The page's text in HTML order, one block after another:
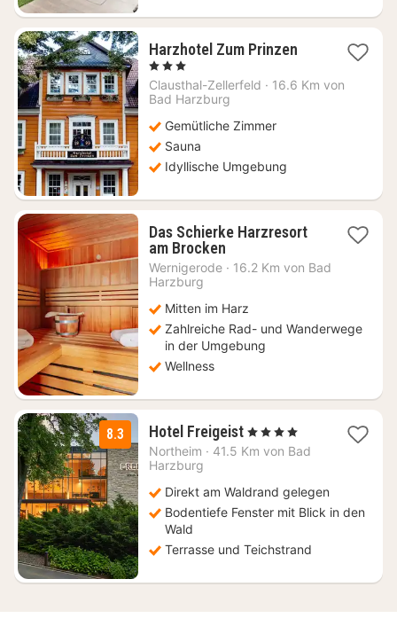
Harzhotel Zum Prinzen1
ab
, 3 Sterne
Clausthal-Zellerfeld · 16.6 Km von
Bad Harzburg
Gemütliche Zimmer
Sauna
Idyllische Umgebung
Das Schierke Harzresort
am Brocken2
Nächte
€
Wernigerode · 16.2 Km von Bad
Harzburg
Mitten im Harz
Zahlreiche Rad- und Wanderwege
in der Umgebung
Wellness
8.3 Hotel Freigeist1
Nacht
€
, 4 Sterne
Northeim · 41.5 Km von Bad
Harzburg
Direkt am Waldrand gelegen
Bodentiefe Fenster mit Blick in den
Wald
Terrasse und Teichstrand